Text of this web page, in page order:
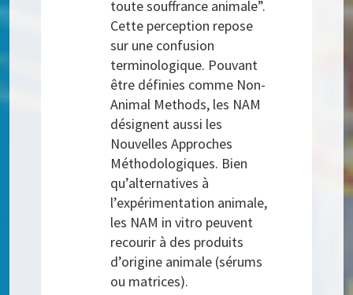
toute souffrance animale”.
Cette perception repose
sur une confusion
terminologique. Pouvant
être définies comme Non-
Animal Methods, les NAM
désignent aussi les
Nouvelles Approches
Méthodologiques. Bien
qu’alternatives à
l’expérimentation animale,
les NAM in vitro peuvent
recourir à des produits
d’origine animale (sérums
ou matrices).